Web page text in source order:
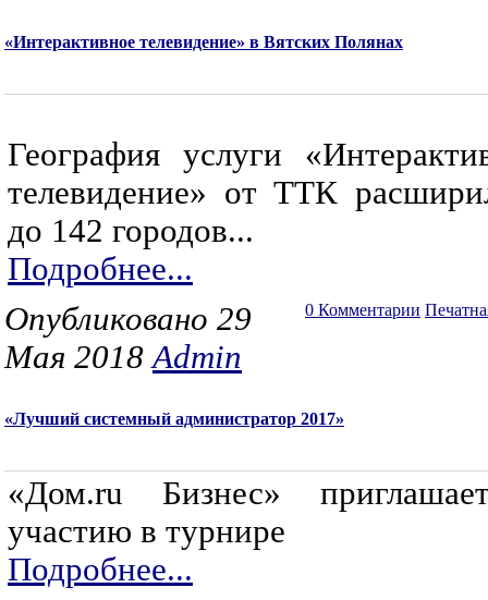
«Интерактивное телевидение» в Вятских Полянах
География услуги
телевидение» от ТТК
до 142 городов...
Подробнее...
0 Комментарии
Опубликовано 29
Мая 2018Admin
«Лучший системный администратор 2017»
«Дом.ru Бизнес»
участию в турнире
Подробнее...